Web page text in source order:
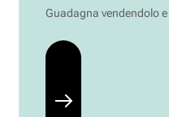
Guadagna vendendolo